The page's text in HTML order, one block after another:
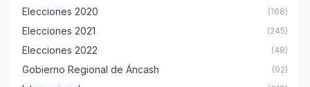
Elecciones 2020 (168)
Elecciones 2021 (245)
Elecciones 2022 (48)
Gobierno Regional de Áncash (92)